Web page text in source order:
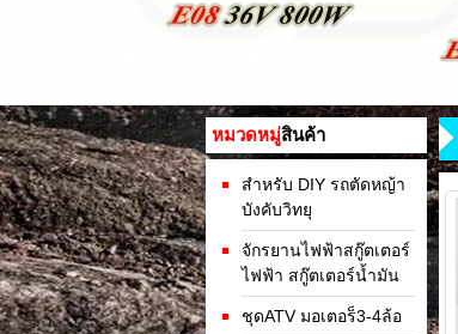
หมวดหมู่สินค้า
สำหรับ DIY รถตัดหญ้า
บังคับวิทยุ
จักรยานไฟฟ้าสกู๊ตเตอร์
ไฟฟ้า สกู๊ตเตอร์น้ำมัน
ชุดATV มอเตอร็3-4ล้อ